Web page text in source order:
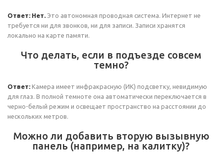
Ответ: Нет. Это автономная проводная система. Интернет не
требуется ни для звонков, ни для записи. Записи хранятся
локально на карте памяти.
Что делать, если в подъезде совсем
темно?
Ответ: Камера имеет инфракрасную (ИК) подсветку, невидимую
для глаз. В полной темноте она автоматически переключается в
черно-белый режим и освещает пространство на расстоянии до
нескольких метров.
Можно ли добавить вторую вызывную
панель (например, на калитку)?